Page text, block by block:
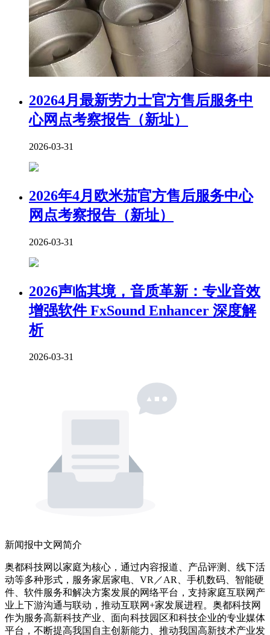
20264月最新劳力士官方售后服务中
心网点考察报告（新址）
2026-03-31
2026年4月欧米茄官方售后服务中心
网点考察报告（新址）
2026-03-31
2026声临其境，音质革新：专业音效
增强软件 FxSound Enhancer 深度解
析
2026-03-31
新闻报中文网简介
奥都科技网以家庭为核心，通过内容报道、产品评测、线下活
动等多种形式，服务家居家电、VR／AR、手机数码、智能硬
件、软件服务和解决方案发展的网络平台，支持家庭互联网产
业上下游沟通与联动，推动互联网+家发展进程。奥都科技网
作为服务高新科技产业、面向科技园区和科技企业的专业媒体
平台，不断提高我国自主创新能力、推动我国高新技术产业发